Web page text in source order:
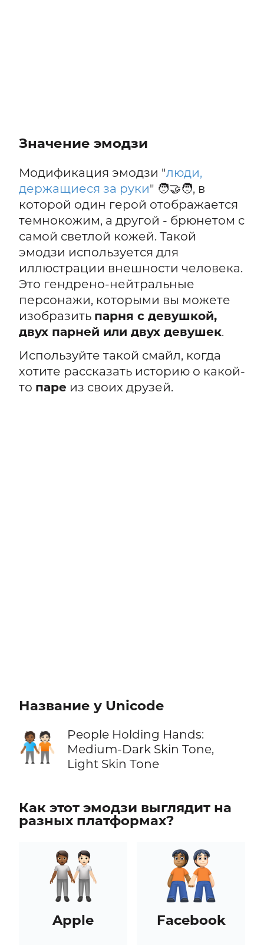
Значение эмодзи
Модификация эмодзи "люди,
держащиеся за руки" 🧑‍🤝‍🧑, в
которой один герой отображается
темнокожим, а другой - брюнетом с
самой светлой кожей. Такой
эмодзи используется для
иллюстрации внешности человека.
Это гендрено-нейтральные
персонажи, которыми вы можете
изобразить парня с девушкой,
двух парней или двух девушек.
Используйте такой смайл, когда
хотите рассказать историю о какой-
то паре из своих друзей.
Название у Unicode
🧑🏾‍🤝‍🧑🏻
People Holding Hands:
Medium-Dark Skin Tone,
Light Skin Tone
Как этот эмодзи выглядит на
разных платформах?
Apple Facebook